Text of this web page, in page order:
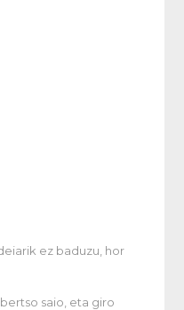
ez baduzu, hor
saio, eta giro